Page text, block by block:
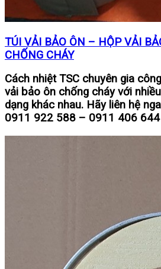
TÚI VẢI BẢO ÔN – HỘP VẢI
CHỐNG CHÁY
Cách nhiệt TSC chuyên gia
vải bảo ôn chống cháy với
dạng khác nhau. Hãy liên hệ
0911 922 588 – 0911 406 644